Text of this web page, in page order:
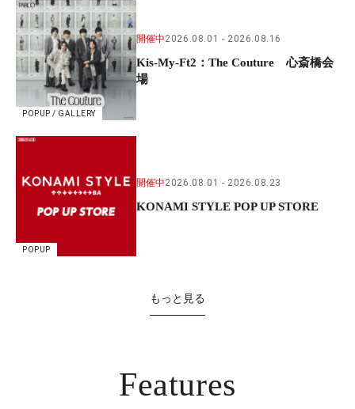
POPUP / GALLERY
開催中2026.08.01 2026.08.16
Kis-My-Ft2：The Couture 心斎橋会
場
POPUP
開催中2026.08.01 2026.08.23
KONAMI STYLE POP UP STORE
もっと見る
Features